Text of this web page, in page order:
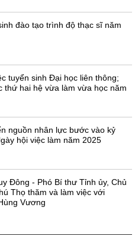
đào tạo trình độ thạc sĩ năm
tuyển sinh Đại học liên thông;
thứ hai hệ vừa làm vừa học năm
nguồn nhân lực bước vào kỷ
hội việc làm năm 2025
Đông - Phó Bí thư Tỉnh ủy, Chủ
Thọ thăm và làm việc với
Vương